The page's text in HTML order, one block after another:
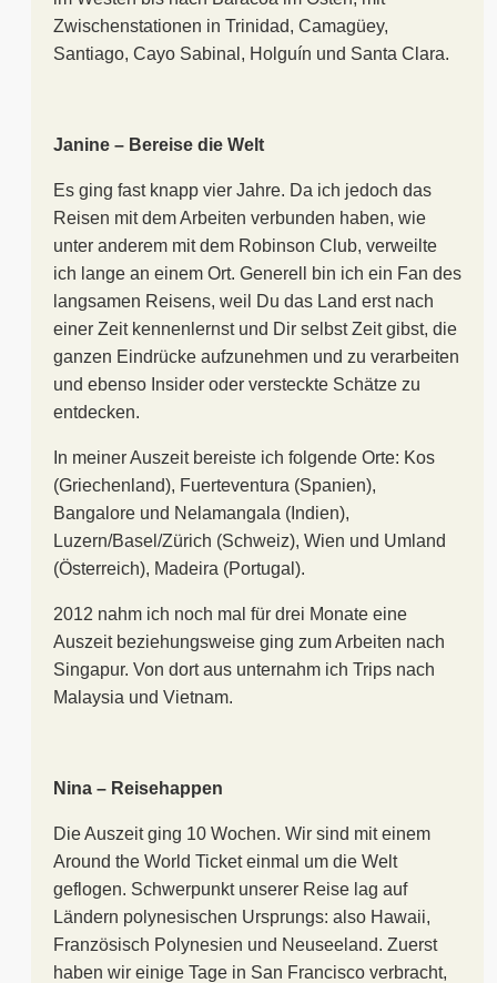
Zwischenstationen in Trinidad, Camagüey,
Santiago, Cayo Sabinal, Holguín und Santa Clara.
Janine – Bereise die Welt
Es ging fast knapp vier Jahre. Da ich jedoch das
Reisen mit dem Arbeiten verbunden haben, wie
unter anderem mit dem Robinson Club, verweilte
ich lange an einem Ort. Generell bin ich ein Fan des
langsamen Reisens, weil Du das Land erst nach
einer Zeit kennenlernst und Dir selbst Zeit gibst, die
ganzen Eindrücke aufzunehmen und zu verarbeiten
und ebenso Insider oder versteckte Schätze zu
entdecken.
In meiner Auszeit bereiste ich folgende Orte: Kos
(Griechenland), Fuerteventura (Spanien),
Bangalore und Nelamangala (Indien),
Luzern/Basel/Zürich (Schweiz), Wien und Umland
(Österreich), Madeira (Portugal).
2012 nahm ich noch mal für drei Monate eine
Auszeit beziehungsweise ging zum Arbeiten nach
Singapur. Von dort aus unternahm ich Trips nach
Malaysia und Vietnam.
Nina – Reisehappen
Die Auszeit ging 10 Wochen. Wir sind mit einem
Around the World Ticket einmal um die Welt
geflogen. Schwerpunkt unserer Reise lag auf
Ländern polynesischen Ursprungs: also Hawaii,
Französisch Polynesien und Neuseeland. Zuerst
haben wir einige Tage in San Francisco verbracht,